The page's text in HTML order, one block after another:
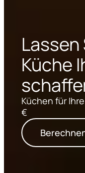
Lassen
Küche
Küchen für
€